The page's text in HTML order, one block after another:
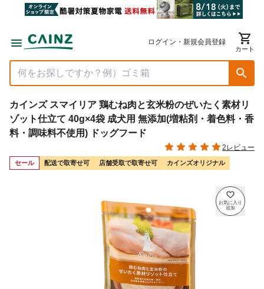
ログイン・新規会員登録
カート
カインズ スマイリア 鶏むね肉と玄米粉のぜいたく素材リ
ゾット仕立て 40g×4袋 成犬用 無添加(増粘剤・着色料・香
料・調味料不使用) ドッグフード
2レビュー
セール 配送で取寄せ可 店舗受取で取寄せ可 カインズオリジナル